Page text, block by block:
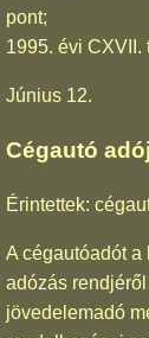
pont;
1995. évi CXVII.
Június 12.
Cégautó
Érintettek:
A cégautóadót
adózás
jövedelemadó